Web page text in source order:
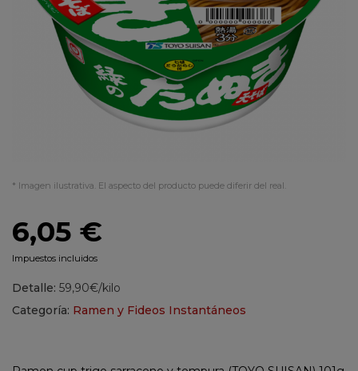
* Imagen ilustrativa. El aspecto del producto puede diferir del real.
6,05 €
Impuestos incluidos
Detalle: 59,90€/kilo
Categoría: Ramen y Fideos Instantáneos